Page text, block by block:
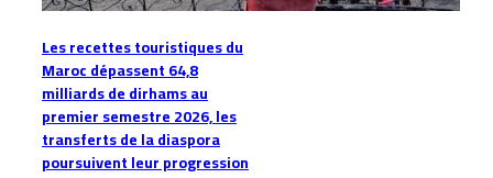
Les recettes touristiques du
Maroc dépassent 64,8
milliards de dirhams au
premier semestre 2026, les
transferts de la diaspora
poursuivent leur progression